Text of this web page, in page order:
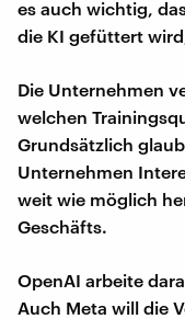
es auch wichtig,
die KI gefüttert
Die Unternehmen
welchen
Grundsätzlich
Unternehmen
weit wie möglich
Geschäfts.
OpenAI arbeite
Auch Meta will die